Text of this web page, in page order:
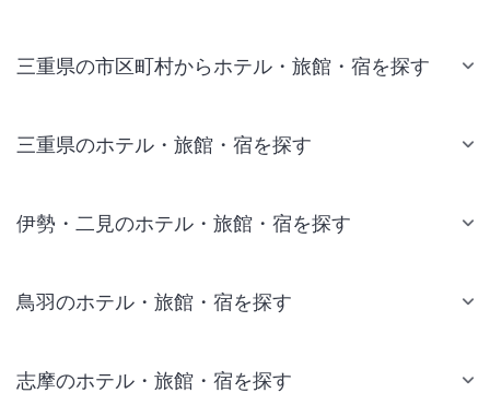
三重県の市区町村からホテル・旅館・宿を探す
三重県のホテル・旅館・宿を探す
伊勢・二見のホテル・旅館・宿を探す
鳥羽のホテル・旅館・宿を探す
志摩のホテル・旅館・宿を探す